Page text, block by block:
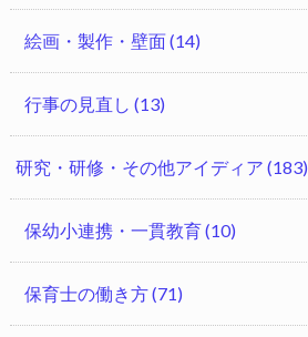
絵画・製作・壁面(14)
行事の見直し (13)
研究・研修・その他アイディア (183)
保幼小連携・一貫教育(10)
保育士の働き方(71)